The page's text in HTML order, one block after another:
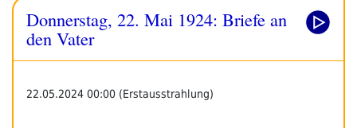
Donnerstag, 22. Mai 1924: Briefe an
den Vater
22.05.2024 00:00 (Erstausstrahlung)